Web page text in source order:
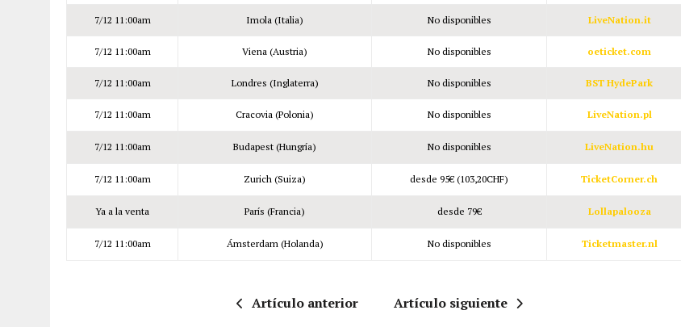
7/12 11:00am Imola (Italia) No disponibles LiveNation.it
7/12 11:00am Viena (Austria) No disponibles oeticket.com
7/12 11:00am Londres (Inglaterra) No disponibles BST HydePark
7/12 11:00am Cracovia (Polonia) No disponibles LiveNation.pl
7/12 11:00am Budapest (Hungría) No disponibles LiveNation.hu
7/12 11:00am Zurich (Suiza) desde 95€ (103,20CHF) TicketCorner.ch
Ya a la venta París (Francia) desde 79€ Lollapalooza
7/12 11:00am Ámsterdam (Holanda) No disponibles Ticketmaster.nl
Artículo anterior Artículo siguiente